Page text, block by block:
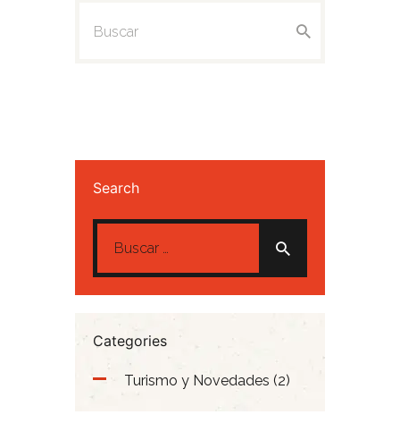
Search
Categories
Turismo y Novedades (2)